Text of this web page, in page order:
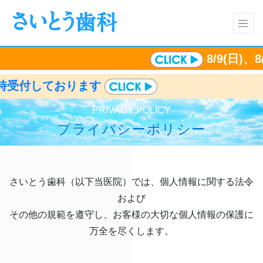
8/9(日)、8/11(
しております
PRIVACY POLICY
プライバシーポリシー
さいとう歯科（以下当医院）では、個人情報に関する法令
および
その他の規範を遵守し、お客様の大切な個人情報の保護に
万全を尽くします。